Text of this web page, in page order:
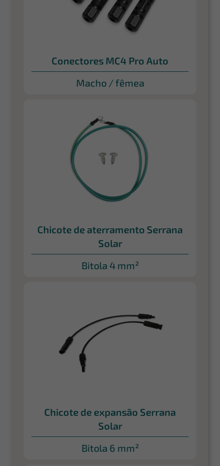
Conectores MC4 Pro Auto
Macho / fêmea
Chicote de aterramento Serrana
Solar
Bitola 4 mm²
Chicote de expansão Serrana
Solar
Bitola 6 mm²